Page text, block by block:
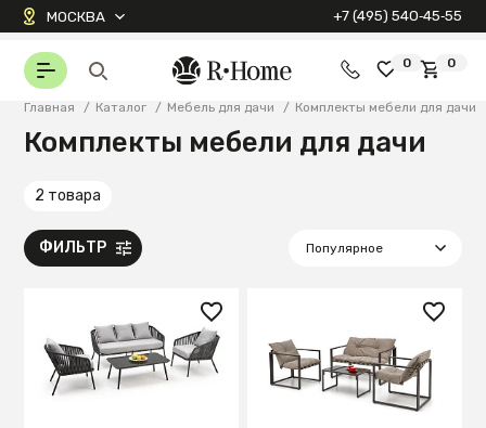
МОСКВА +7 (495) 540‑45‑55
0 0
Главная / Каталог / Мебель для дачи / Комплекты мебели для дачи
Комплекты мебели для дачи
2 товара
ФИЛЬТР